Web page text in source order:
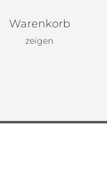
Warenkorb
zeigen